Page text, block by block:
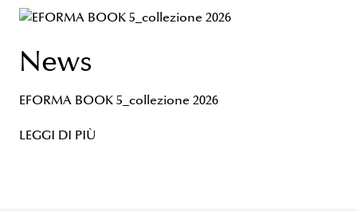
News
EFORMA BOOK 5_collezione 2026
LEGGI DI PIÙ